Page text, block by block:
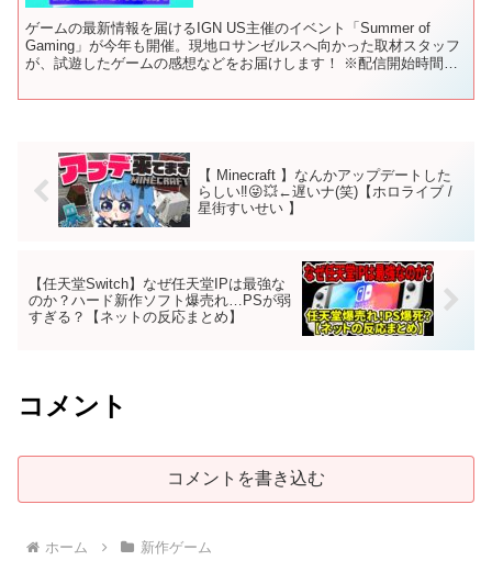
ゲームの最新情報を届けるIGN US主催のイベント「Summer of
Gaming」が今年も開催。現地ロサンゼルスへ向かった取材スタッフ
が、試遊したゲームの感想などをお届けします！ ※配信開始時間が
【 Minecraft 】なんかアップデートした
らしい‼😜💥←遅いナ(笑)【ホロライブ /
星街すいせい 】
【任天堂Switch】なぜ任天堂IPは最強な
のか？ハード新作ソフト爆売れ…PSが弱
すぎる？【ネットの反応まとめ】
コメント
コメントを書き込む
ホーム 新作ゲーム